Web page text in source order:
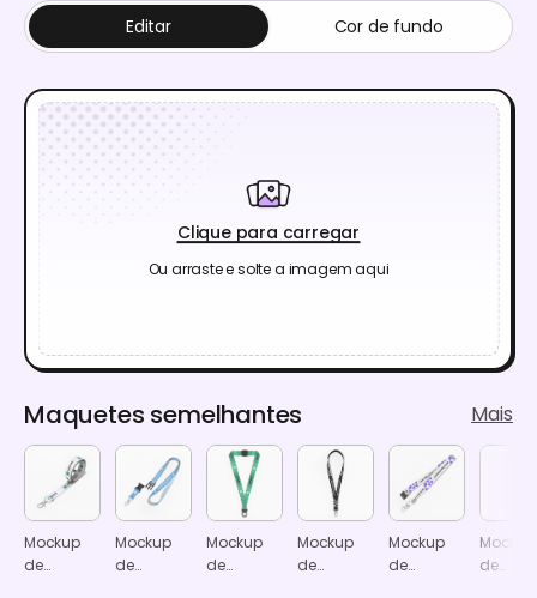
Clique para carregar
Ou arraste e solte a imagem aqui
Editar Cor de fundo
Maquetes semelhantes Mais
Mockup
de
Mockup
de
Mockup
de
Mockup
de
Mockup
de
Mockup
de